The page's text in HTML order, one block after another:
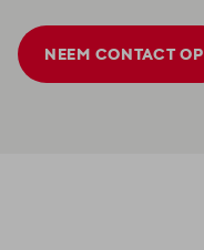
NEEM CONTACT OP